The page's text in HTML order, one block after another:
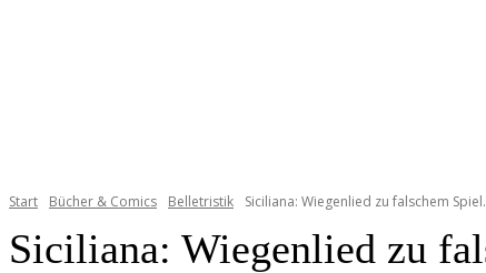
Start Bücher & Comics Belletristik Siciliana: Wiegenlied zu falschem
Siciliana: Wiegenlied zu